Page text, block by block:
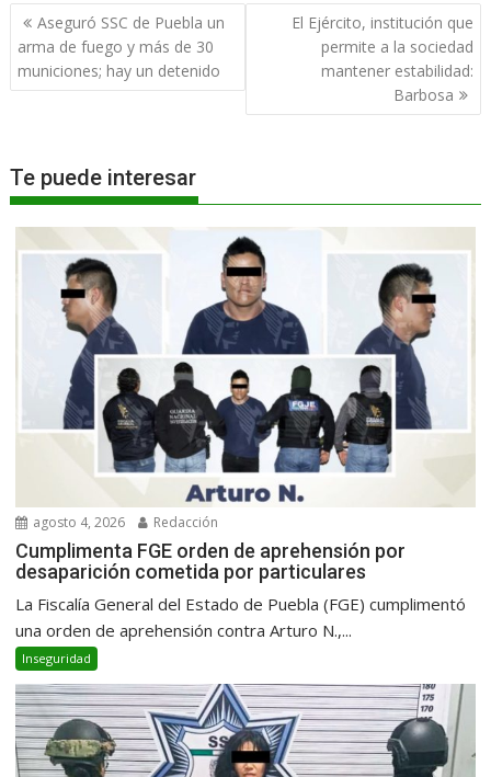
Navegación
de
entradas
Aseguró SSC de Puebla un
arma de fuego y más de 30
municiones; hay un detenido
El Ejército, institución que
permite a la sociedad
mantener estabilidad:
Barbosa
Te puede interesar
agosto 4, 2026 Redacción
Cumplimenta FGE orden de aprehensión por
desaparición cometida por particulares
La Fiscalía General del Estado de Puebla (FGE) cumplimentó
una orden de aprehensión contra Arturo N.,...
Inseguridad